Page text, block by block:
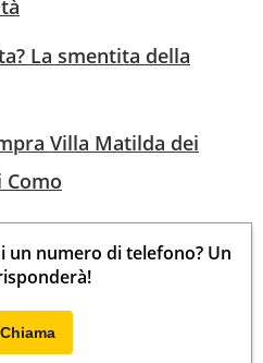
La smentita della
Villa Matilda dei
Como
un numero di telefono? Un
Chiama